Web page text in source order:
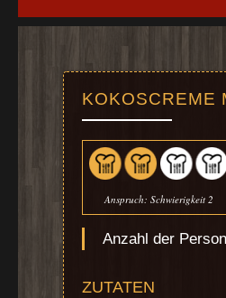
KOKOSCREME
Anspruch: Schwierigkeit 2
Anzahl der
ZUTATEN